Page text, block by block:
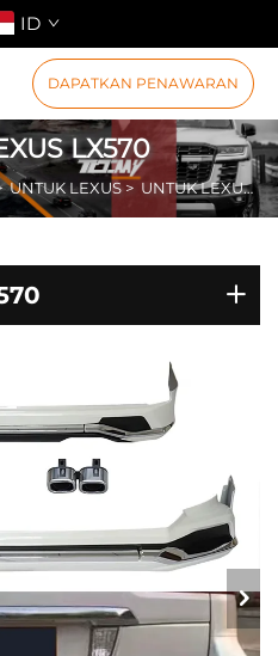
ID
DAPATKAN PENAWARAN
LX570
UNTUK LEXUS > UNTUK LEXUS LX570